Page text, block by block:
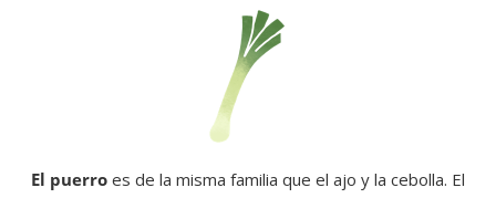
El puerro es de la misma familia que el ajo y la cebolla. El